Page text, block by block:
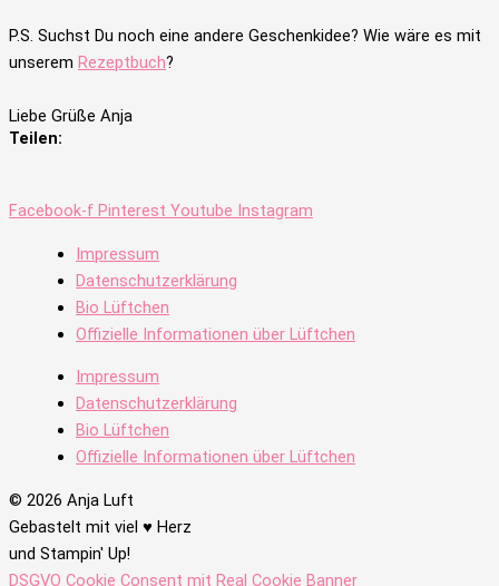
P.S. Suchst Du noch eine andere Geschenkidee? Wie wäre es mit
unserem Rezeptbuch?
Liebe Grüße Anja
Teilen:
Facebook-f Pinterest Youtube Instagram
Impressum
Datenschutzerklärung
Bio Lüftchen
Offizielle Informationen über Lüftchen
Impressum
Datenschutzerklärung
Bio Lüftchen
Offizielle Informationen über Lüftchen
© 2026 Anja Luft
Gebastelt mit viel ♥ Herz
und Stampin' Up!
DSGVO Cookie Consent mit Real Cookie Banner